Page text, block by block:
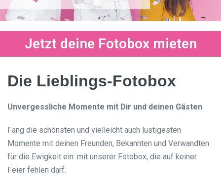
Jetzt deine Fotobox mieten
Die Lieblings-Fotobox
Unvergessliche Momente mit Dir und deinen Gästen
Fang die schönsten und vielleicht auch lustigesten
Momente mit deinen Freunden, Bekannten und Verwandten
für die Ewigkeit ein: mit unserer Fotobox, die auf keiner
Feier fehlen darf.